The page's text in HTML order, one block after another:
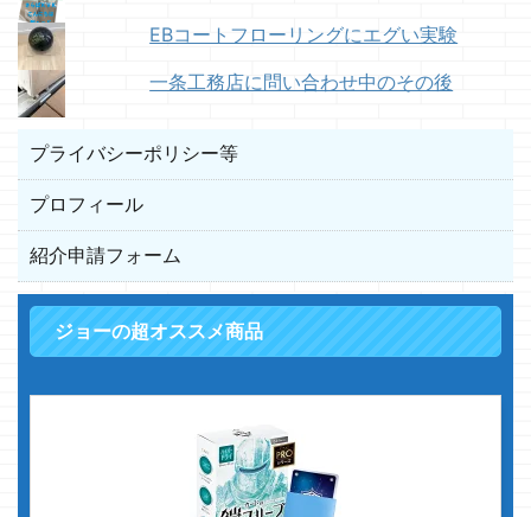
EBコートフローリングにエグい実験
一条工務店に問い合わせ中のその後
プライバシーポリシー等
プロフィール
紹介申請フォーム
ジョーの超オススメ商品